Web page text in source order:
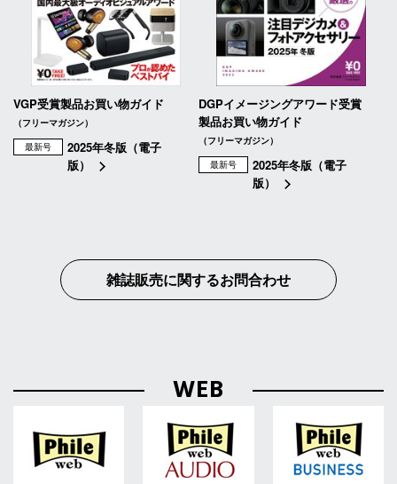
VGP受賞製品お買い物ガイド
（フリーマガジン）
最新号
2025年冬版（電子
版）
DGPイメージングアワード受賞
製品お買い物ガイド
（フリーマガジン）
最新号
2025年冬版（電子
版）
雑誌販売に関するお問合わせ
WEB